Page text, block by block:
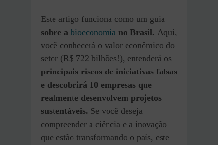
Este artigo funciona como um guia
sobre a bioeconomia no Brasil. Aqui,
você conhecerá o valor econômico do
setor (R$ 722 bilhões!), entenderá os
principais riscos de iniciativas falsas
e descobrirá 10 empresas que
realmente desenvolvem projetos
sustentáveis. Se você deseja
compreender a ciência e a inovação
que estão transformando o país, este